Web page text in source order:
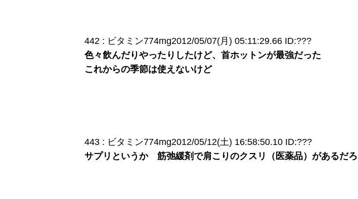
442 : ビタミン774mg2012/05/07(月) 05:11:29.66 ID:???
色々飲んだりやったりしたけど、首ホットンが最強だった
これからの季節は使えないけど
443 : ビタミン774mg2012/05/12(土) 16:58:50.10 ID:???
サプリというか 筋弛緩剤で肩こりのクスリ（医薬品）があるだろ